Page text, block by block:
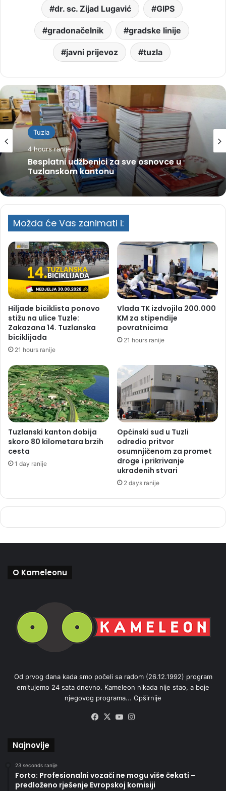
dr. sc. Zijad Lugavić GIPS
gradonačelnik gradske linije
javni prijevoz tuzla
Tuzla
4 hours ranije
Besplatni udžbenici za sve osnovce u
Tuzlanskom kantonu
Možda će Vas zanimati i:
Hiljade biciklista ponovo
stižu na ulice Tuzle:
Zakazana 14. Tuzlanska
biciklijada
21 hours ranije
Vlada TK izdvojila 200.000
KM za stipendije
povratnicima
21 hours ranije
Tuzlanski kanton dobija
skoro 80 kilometara brzih
cesta
1 day ranije
Općinski sud u Tuzli
odredio pritvor
osumnjičenom za promet
droge i prikrivanje
ukradenih stvari
2 days ranije
O Kameleonu
Od prvog dana kada smo počeli sa radom (26.12.1992) program
emitujemo 24 sata dnevno. Kameleon nikada nije stao, a boje
njegovog programa... Opširnije
Facebook
X YouTube
Najnovije
23 seconds ranije
Forto: Profesionalni vozači ne mogu više čekati –
predloženo rješenje Evropskoj komisiji